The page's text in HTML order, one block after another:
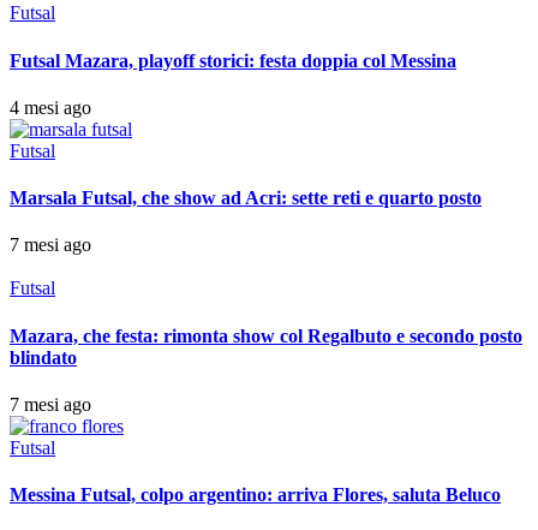
Futsal
Futsal Mazara, playoff storici: festa doppia col Messina
4 mesi ago
Futsal
Marsala Futsal, che show ad Acri: sette reti e quarto posto
7 mesi ago
Futsal
Mazara, che festa: rimonta show col Regalbuto e secondo posto
blindato
7 mesi ago
Futsal
Messina Futsal, colpo argentino: arriva Flores, saluta Beluco